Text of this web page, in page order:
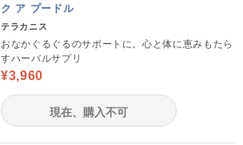
ク ア プードル
テラカニス
おなかぐるぐるのサポートに。心と体に恵みもたら
すハーバルサプリ
¥3,960
現在、購入不可